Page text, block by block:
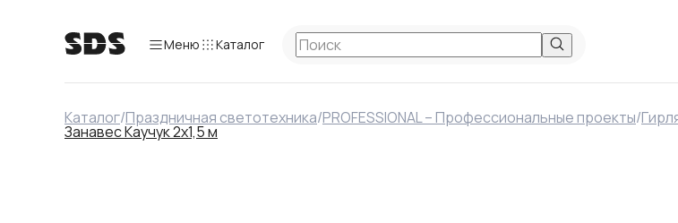
Меню Каталог
Каталог/Праздничная светотехника/PROFESSIONAL – Профессиональные проекты/
Занавес Каучук 2х1,5 м
В наличии